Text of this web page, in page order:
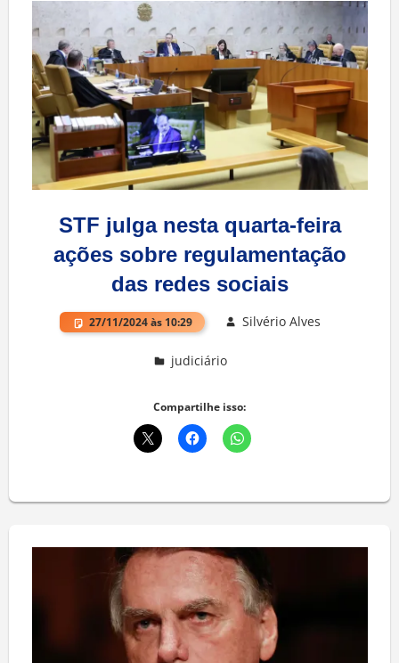
STF julga nesta quarta-feira
ações sobre regulamentação
das redes sociais
27/11/2024 às 10:29 Silvério Alves
judiciário
Compartilhe isso: